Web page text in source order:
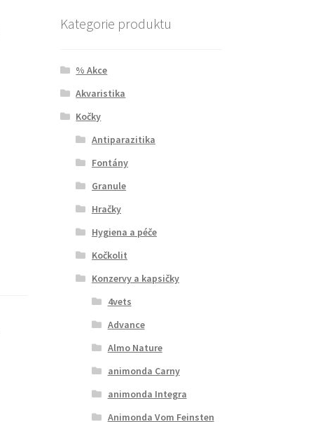
Kategorie produktu
% Akce
Akvaristika
Kočky
Antiparazitika
Fontány
Granule
Hračky
Hygiena a péče
Kočkolit
Konzervy a kapsičky
4vets
Advance
Almo Nature
animonda Carny
animonda Integra
Animonda Vom Feinsten